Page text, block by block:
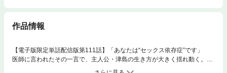
作品情報
【電子版限定単話配信版第111話】「あなたは“セックス依存症”です」
医師に言われたその一言で、主人公・津島の生き方が大きく揺れ動く。こ
れまで何不自由なくエンジョイしてきた異性との奔放な性関係を断ち、